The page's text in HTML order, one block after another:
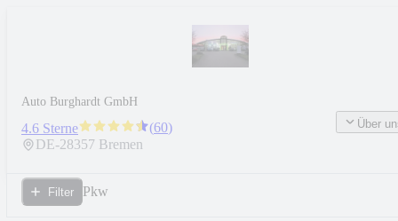
Auto Burghardt GmbH
4.6 Sterne (60)
DE-28357 Bremen
Über
Filter Pkw